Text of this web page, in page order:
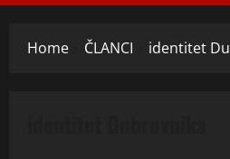
Home ČLANCI identitet